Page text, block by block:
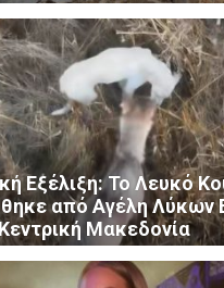
Εξέλιξη: Το Λευκό
από Αγέλη Λύκων
Μακεδονία